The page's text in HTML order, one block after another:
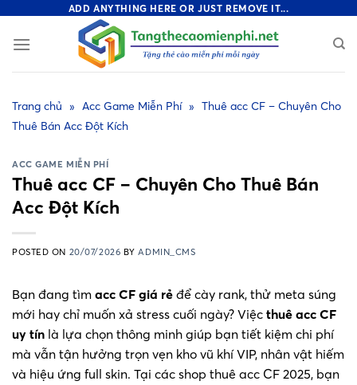
content
ADD ANYTHING HERE OR JUST REMOVE IT...
Trang chủ » Acc Game Miễn Phí » Thuê acc CF – Chuyên Cho
Thuê Bán Acc Đột Kích
ACC GAME MIỄN PHÍ
Thuê acc CF – Chuyên Cho Thuê Bán
Acc Đột Kích
POSTED ON 20/07/2026 BYADMIN_CMS
Bạn đang tìm acc CF giá rẻ để cày rank, thử meta súng
mới hay chỉ muốn xả stress cuối ngày? Việc thuê acc CF
uy tín là lựa chọn thông minh giúp bạn tiết kiệm chi phí
mà vẫn tận hưởng trọn vẹn kho vũ khí VIP, nhân vật hiếm
và hiệu ứng full skin. Tại các shop thuê acc CF 2025, bạn